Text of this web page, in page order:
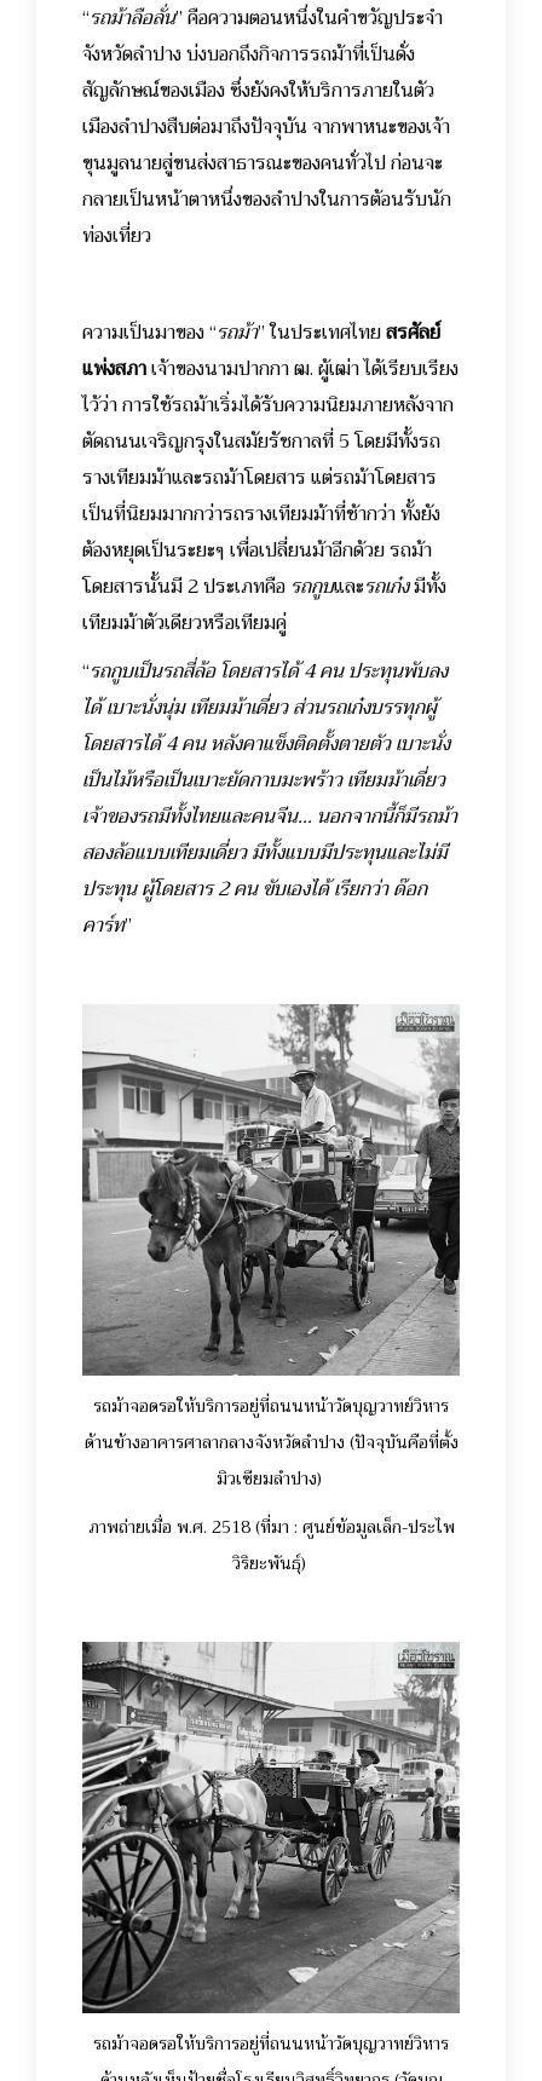
“รถม้าลือลั่น” คือความตอนหนึ่งในคำขวัญประจำ
จังหวัดลำปาง บ่งบอกถึงกิจการรถม้าที่เป็นดั่ง
สัญลักษณ์ของเมือง ซึ่งยังคงให้บริการภายในตัว
เมืองลำปางสืบต่อมาถึงปัจจุบัน จากพาหนะของเจ้า
ขุนมูลนายสู่ขนส่งสาธารณะของคนทั่วไป ก่อนจะ
กลายเป็นหน้าตาหนึ่งของลำปางในการต้อนรับนัก
ท่องเที่ยว
ความเป็นมาของ “รถม้า” ในประเทศไทยสรศัลย์
แพ่งสภาเจ้าของนามปากกา ฒ. ผู้เฒ่า ได้เรียบเรียง
ไว้ว่า การใช้รถม้าเริ่มได้รับความนิยมภายหลังจาก
ตัดถนนเจริญกรุงในสมัยรัชกาลที่ 5 โดยมีทั้งรถ
รางเทียมม้าและรถม้าโดยสาร แต่รถม้าโดยสาร
เป็นที่นิยมมากกว่ารถรางเทียมม้าที่ช้ากว่า ทั้งยัง
ต้องหยุดเป็นระยะๆ เพื่อเปลี่ยนม้าอีกด้วย รถม้า
โดยสารนั้นมี 2 ประเภทคือ รถกูบและรถเก๋งมีทั้ง
เทียมม้าตัวเดียวหรือเทียมคู่
“รถกูบเป็นรถสี่ล้อ โดยสารได้ 4 คน ประทุนพับลง
ได้ เบาะนั่งนุ่ม เทียมม้าเดี่ยว ส่วนรถเก๋งบรรทุกผู้
โดยสารได้ 4 คน หลังคาแข็งติดตั้งตายตัว เบาะนั่ง
เป็นไม้หรือเป็นเบาะยัดกาบมะพร้าว เทียมม้าเดี่ยว
เจ้าของรถมีทั้งไทยและคนจีน… นอกจากนี้ก็มีรถม้า
สองล้อแบบเทียมเดี่ยว มีทั้งแบบมีประทุนและไม่มี
ประทุน ผู้โดยสาร 2 คน ขับเองได้ เรียกว่า ด๊อก
คาร์ท”
รถม้าจอดรอให้บริการอยู่ที่ถนนหน้าวัดบุญวาทย์วิหาร
ด้านข้างอาคารศาลากลางจังหวัดลำปาง (ปัจจุบันคือที่ตั้ง
มิวเซียมลำปาง)
ภาพถ่ายเมื่อ พ.ศ. 2518 (ที่มา : ศูนย์ข้อมูลเล็ก-ประไพ
วิริยะพันธุ์)
รถม้าจอดรอให้บริการอยู่ที่ถนนหน้าวัดบุญวาทย์วิหาร